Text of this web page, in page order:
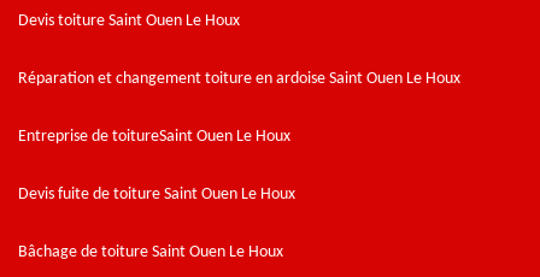
Devis toiture Saint Ouen Le Houx
Réparation et changement toiture en ardoise Saint Ouen Le Houx
Entreprise de toitureSaint Ouen Le Houx
Devis fuite de toiture Saint Ouen Le Houx
Bâchage de toiture Saint Ouen Le Houx